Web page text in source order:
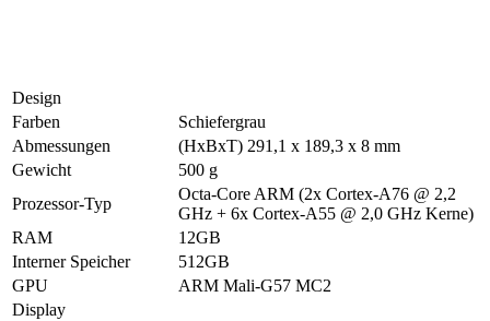
Design
Farben
Schiefergrau
Abmessungen
(HxBxT) 291,1 x 189,3 x 8 mm
Gewicht
500 g
Prozessor-Typ
Octa-Core ARM (2x Cortex-A76 @ 2,2
GHz + 6x Cortex-A55 @ 2,0 GHz Kerne)
RAM
12GB
Interner Speicher
512GB
GPU
ARM Mali-G57 MC2
Display